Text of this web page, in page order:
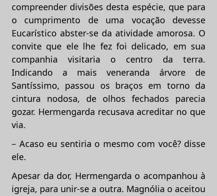
compreender divisões desta espécie, que para
o cumprimento de uma vocação devesse
Eucarístico abster-se da atividade amorosa. O
convite que ele lhe fez foi delicado, em sua
companhia visitaria o centro da terra.
Indicando a mais veneranda árvore de
Santíssimo, passou os braços em torno da
cintura nodosa, de olhos fechados parecia
gozar. Hermengarda recusava acreditar no que
via.
– Acaso eu sentiria o mesmo com você? disse
ele.
Apesar da dor, Hermengarda o acompanhou à
igreja, para unir-se a outra. Magnólia o aceitou